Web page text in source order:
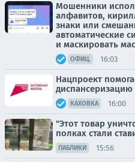
Мошенники
алфавитов,
знаки или
автоматические
и маскировать
ОФИЦ. 16:03
Нацпроект
КАХОВКА 16:00
"Этот товар
полках стали
ПАБЛИКИ 15:56